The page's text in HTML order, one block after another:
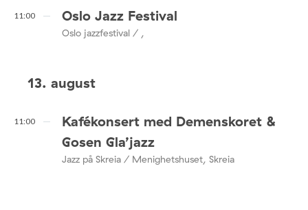
11:00 Oslo Jazz Festival
Oslo jazzfestival / ,
13. august
11:00
Kafékonsert med Demenskoret &
Gosen Gla’jazz
Jazz på Skreia / Menighetshuset, Skreia